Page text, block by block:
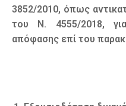
3852/2010, όπως
του Ν. 4555/2018,
απόφασης επί του